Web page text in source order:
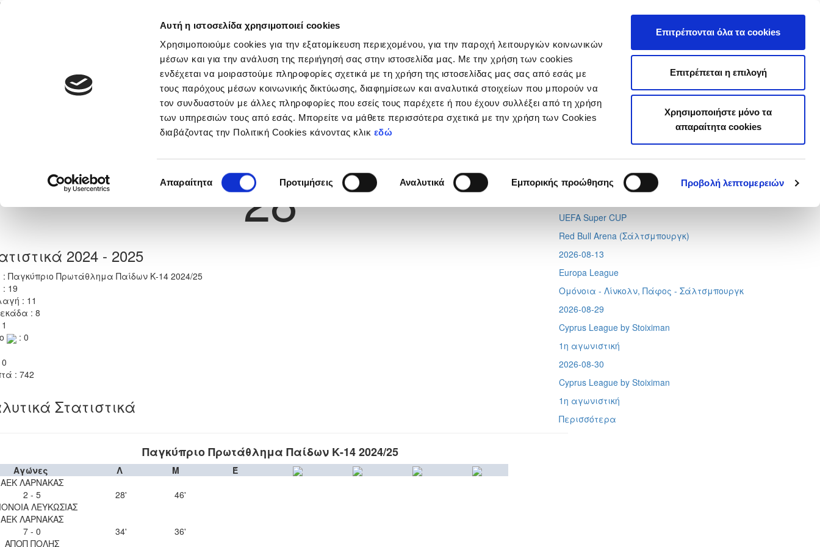
Αυτή η ιστοσελίδα χρησιμοποιεί cookies
Χρησιμοποιούμε cookies για την εξατομίκευση περιεχομένου, για την παροχή λειτουργιών κοινωνικών
μέσων και για την ανάλυση της περιήγησή σας στην ιστοσελίδα μας. Με την χρήση των cookies
ενδέχεται να μοιραστούμε πληροφορίες σχετικά με τη χρήση της ιστοσελίδας μας σας από εσάς με
τους παρόχους μέσων κοινωνικής δικτύωσης, διαφημίσεων και αναλυτικά στοιχείων που μπορούν να
τον συνδυαστούν με άλλες πληροφορίες που εσείς τους παρέχετε ή που έχουν συλλέξει από τη χρήση
των υπηρεσιών τους από εσάς. Μπορείτε να μάθετε περισσότερα σχετικά με την χρήση των Cookies
διαβάζοντας την Πολιτική Cookies κάνοντας κλικ εδώ
συγκατάθεσης
Απαραίτητα Προτιμήσεις Αναλυτικά Εμπορικής προώθησης Προβολή λεπτομερειών
Επιτρέπονται όλα τα cookies
Επιτρέπεται η επιλογή
Χρησιμοποιήστε μόνο τα
απαραίτητα cookies
Νέα & Πληροφορίες Εθνικές Ομάδες Διοργανώσεις
Previous Next
ΔΗΜΗΤΡΙΟΣ ΚΙΤΣΗΣ
Νούμερο Φανέλας
28
2024 - 2025
: Παγκύπριο Πρωτάθλημα Παίδων Κ-14 2024/25
19
: 11
: 8
: 0
: 742
Στατιστικά
Παγκύπριο Πρωτάθλημα Παίδων Κ-14 2024/25
Αγώνες Λ Μ
Έ
ΑΕΚ ΛΑΡΝΑΚΑΣ
2 - 5
ΛΕΥΚΩΣΙΑΣ
28'
46'
ΑΕΚ ΛΑΡΝΑΚΑΣ
7 - 0
ΑΠΟΠ ΠΟΛΗΣ
34' 36'
Tweets by CyprusFA
Προσεχή γεγονότα
Conference League
Απόλλων - Μπραν
UEFA Super CUP
Red Bull Arena (Σάλτσμπουργκ)
2026-08-13
Europa League
Ομόνοια - Λίνκολν, Πάφος - Σάλτσμπουργκ
2026-08-29
Cyprus League by Stoiximan
1η αγωνιστική
2026-08-30
Cyprus League by Stoiximan
1η αγωνιστική
Περισσότερα